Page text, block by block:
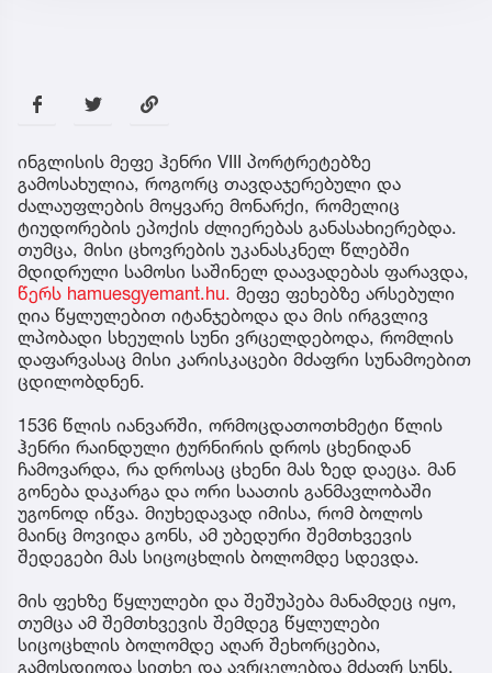
ინგლისის მეფე ჰენრი VIII პორტრეტებზე
გამოსახულია, როგორც თავდაჯერებული და
ძალაუფლების მოყვარე მონარქი, რომელიც
ტიუდორების ეპოქის ძლიერებას განასახიერებდა.
თუმცა, მისი ცხოვრების უკანასკნელ წლებში
მდიდრული სამოსი საშინელ დაავადებას ფარავდა,
წერს hamuesgyemant.hu. მეფე ფეხებზე არსებული
ღია წყლულებით იტანჯებოდა და მის ირგვლივ
ლპობადი სხეულის სუნი ვრცელდებოდა, რომლის
დაფარვასაც მისი კარისკაცები მძაფრი სუნამოებით
ცდილობდნენ.
1536 წლის იანვარში, ორმოცდათოთხმეტი წლის
ჰენრი რაინდული ტურნირის დროს ცხენიდან
ჩამოვარდა, რა დროსაც ცხენი მას ზედ დაეცა. მან
გონება დაკარგა და ორი საათის განმავლობაში
უგონოდ იწვა. მიუხედავად იმისა, რომ ბოლოს
მაინც მოვიდა გონს, ამ უბედური შემთხვევის
შედეგები მას სიცოცხლის ბოლომდე სდევდა.
მის ფეხზე წყლულები და შეშუპება მანამდეც იყო,
თუმცა ამ შემთხვევის შემდეგ წყლულები
სიცოცხლის ბოლომდე აღარ შეხორცებია,
გამოსდიოდა სითხე და ავრცელებდა მძაფრ სუნს,